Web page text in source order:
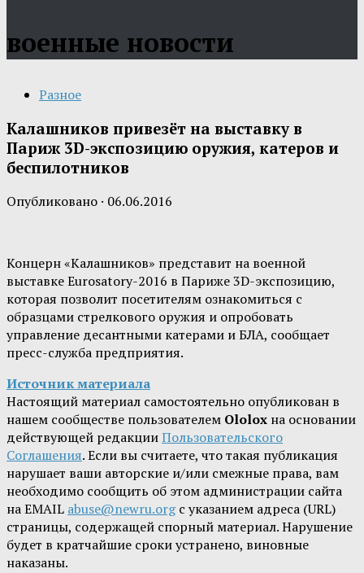
военные новости
Разное
Калашников привезёт на выставку в
Париж 3D-экспозицию оружия, катеров и
беспилотников
Опубликовано · 06.06.2016
Концерн «Калашников» представит на военной
выставке Eurosatory-2016 в Париже 3D-экспозицию,
которая позволит посетителям ознакомиться с
образцами стрелкового оружия и опробовать
управление десантными катерами и БЛА, сообщает
пресс-служба предприятия.
Источник материала
Настоящий материал самостоятельно опубликован в
нашем сообществе пользователем Ololox на основании
действующей редакцииПользовательского
Соглашения. Если вы считаете, что такая публикация
нарушает ваши авторские и/или смежные права, вам
необходимо сообщить об этом администрации сайта
на EMAIL abuse@newru.orgс указанием адреса (URL)
страницы, содержащей спорный материал. Нарушение
будет в кратчайшие сроки устранено, виновные
наказаны.